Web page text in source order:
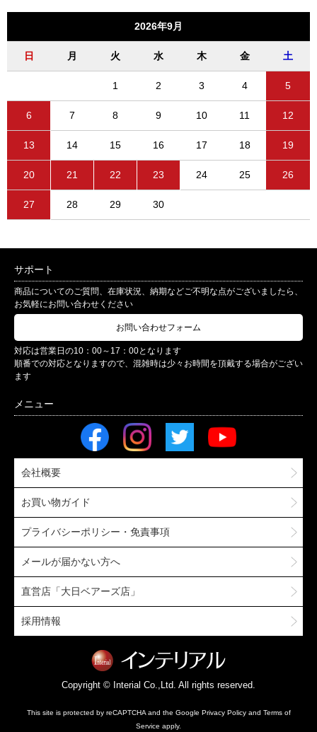
2026年9月
日 月 火 水 木 金 土
1 2 3 4 5
6 7 8 9 10 11 12
13 14 15 16 17 18 19
20 21 22 23 24 25 26
27 28 29 30
サポート
商品についてのご質問、在庫状況、納期などご不明な点がございましたら、
お気軽にお問い合わせください
お問い合わせフォーム
対応は営業日の10：00～17：00となります
順番での対応となりますので、混雑時は少々お時間を頂戴する場合がござい
ます
会社概要
お買い物ガイド
プライバシーポリシー・免責事項
メールが届かない方へ
直営店「大日ベアーズ店」
採用情報
Copyright © Interial Co.,Ltd. All rights reserved.
This site is protected by reCAPTCHA and the Google Privacy Policyand Terms of
Service apply.